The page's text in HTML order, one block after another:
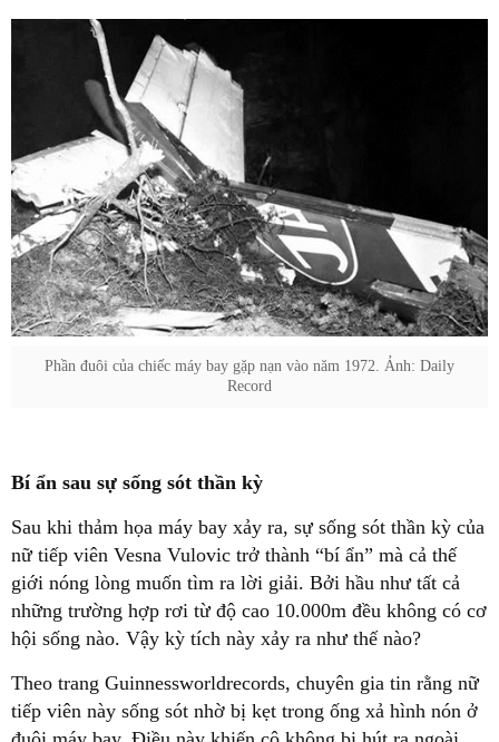
Phần đuôi của chiếc máy bay gặp nạn vào năm 1972. Ảnh: Daily
Record
Bí ẩn sau sự sống sót thần kỳ
Sau khi thảm họa máy bay xảy ra, sự sống sót thần kỳ của
nữ tiếp viên Vesna Vulovic trở thành “bí ẩn” mà cả thế
giới nóng lòng muốn tìm ra lời giải. Bởi hầu như tất cả
những trường hợp rơi từ độ cao 10.000m đều không có cơ
hội sống nào. Vậy kỳ tích này xảy ra như thế nào?
Theo trang Guinnessworldrecords, chuyên gia tin rằng nữ
tiếp viên này sống sót nhờ bị kẹt trong ống xả hình nón ở